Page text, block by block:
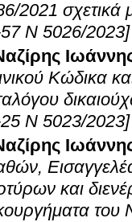
2021 σχετικά
Ν 5026/2023]
Κώδικα
Ν 5023/2023]
και